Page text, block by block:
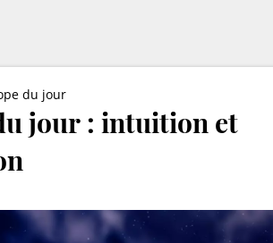
du jour
jour : intuition et